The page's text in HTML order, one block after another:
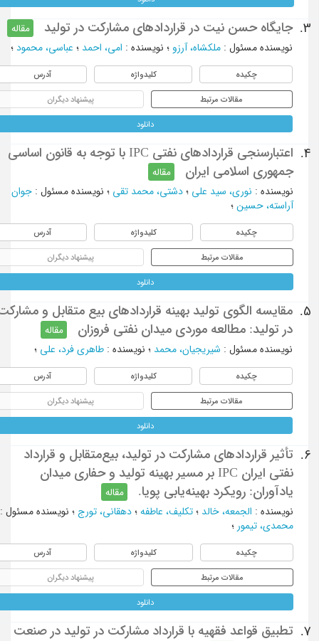
3. جایگاه حسن نیت در قراردادهای مشارکت در تولید
مقاله
نویسنده مسئول : ملکشاه، آرزو؛ نویسنده: امی، احمد؛ عباسی، محمود؛
چکیده کلیدواژه آدرس
مقالات مرتبط پیشنهاد دیگران
دانلود
4.
اعتبارسنجی قراردادهای نفتی IPC با توجه به قانون اساسی
جمهوری اسلامی ایران
مقاله
نویسنده: نوری، سید علی ؛ دشتی، محمد تقی ؛ نویسنده مسئول : جوان
آراسته، حسین؛
چکیده کلیدواژه آدرس
مقالات مرتبط پیشنهاد دیگران
دانلود
5.
مقایسه الگوی تولید بهینه قراردادهای بیع متقابل و مشارکت
در تولید: مطالعه موردی میدان نفتی فروزان
مقاله
نویسنده مسئول : شیریجیان، محمد؛ نویسنده: طاهری فرد، علی ؛
چکیده کلیدواژه آدرس
مقالات مرتبط پیشنهاد دیگران
دانلود
6.
تأثیر قراردادهای مشارکت در تولید، بیع‌متقابل و قرارداد
نفتی ایران IPC بر مسیر بهینه تولید و حفاری میدان
یادآوران: رویکرد بهینه‌یابی پویا.
مقاله
نویسنده: الجمعه، خالد؛ تکلیف، عاطفه؛ دهقانی، تورج؛ نویسنده مسئول :
محمدی، تیمور؛
چکیده کلیدواژه آدرس
مقالات مرتبط پیشنهاد دیگران
دانلود
7.
تطبیق قواعد فقهیه با قرارداد مشارکت در تولید در صنعت